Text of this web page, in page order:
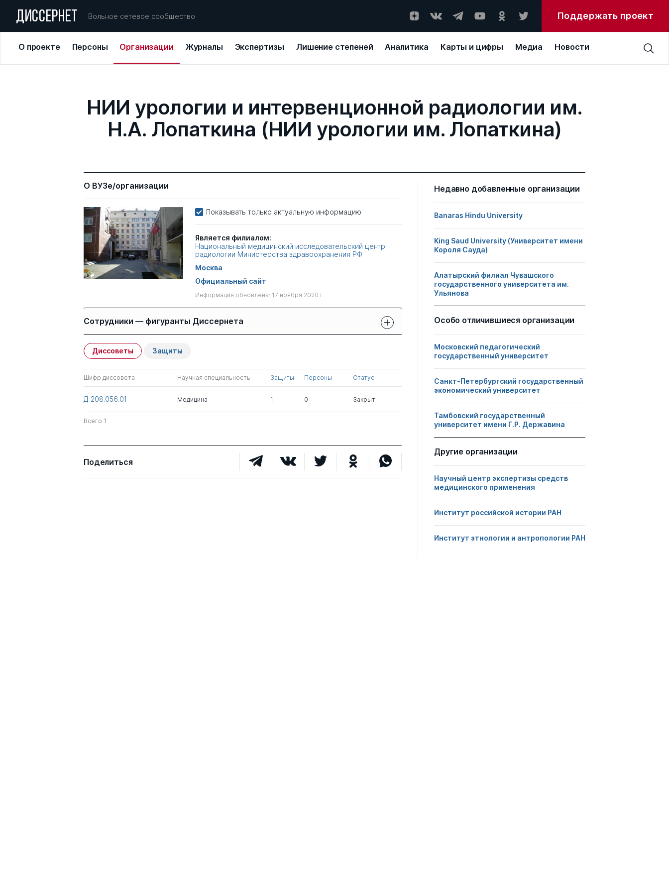
ДИССЕРНЕТ Вольное сетевое сообщество Поддержать проект
О проекте Персоны Организации Журналы Экспертизы Лишение степеней Аналитика Карты и цифры Медиа Новости
НИИ урологии и интервенционной радиологии им.
Н.А. Лопаткина (НИИ урологии им. Лопаткина)
О ВУЗе/организации
Показывать только актуальную информацию
Является филиалом:
Национальный медицинский исследовательский центр
радиологии Министерства здравоохранения РФ
Москва
Официальный сайт
Информация обновлена: 17 ноября 2020 г.
Сотрудники — фигуранты Диссернета
Имя Степень
Перепанова Тамара
Сергеевна
д.мед. н. 0 0
Всего 1
Диссоветы Защиты
Шифр диссовета Научная специальность Защиты Персоны Статус
Д 208.056.01 Медицина 1 0 Закрыт
Всего 1
Поделиться
Недавно добавленные организации
Banaras Hindu University
King Saud University (Университет имени
Короля Сауда)
Алатырский филиал Чувашского
государственного университета им.
Ульянова
Особо отличившиеся организации
Московский педагогический
государственный университет
Санкт-Петербургский государственный
экономический университет
Тамбовский государственный
университет имени Г.Р. Державина
Другие организации
Научный центр экспертизы средств
медицинского применения
Институт российской истории РАН
Институт этнологии и антропологии РАН